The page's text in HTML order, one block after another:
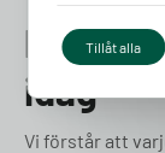
Prata
idag
Vi förstår att
Tillåt alla